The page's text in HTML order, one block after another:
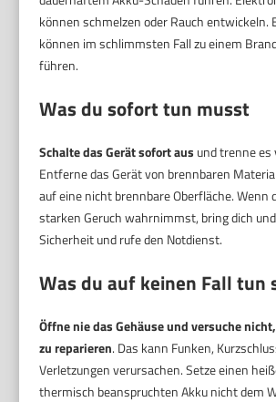
können schmelzen oder Rauch entwickeln.
können im schlimmsten Fall zu einem
führen.
Was du sofort tun musst
Schalte das Gerät sofort aus und trenne es
Entferne das Gerät von brennbaren
auf eine nicht brennbare Oberfläche. Wenn
starken Geruch wahrnimmst, bring dich
Sicherheit und rufe den Notdienst.
Was du auf keinen Fall tun
Öffne nie das Gehäuse und versuche
zu reparieren. Das kann Funken,
Verletzungen verursachen. Setze einen
thermisch beanspruchten Akku nicht dem